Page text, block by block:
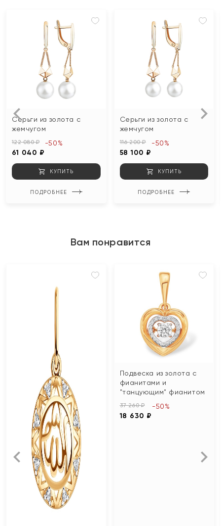
Серьги из золота с
жемчугом
122 080 ₽
61 040 ₽
-50%
КУПИТЬ
ПОДРОБНЕЕ
Серьги из золота с
жемчугом
116 200 ₽
58 100 ₽
-50%
КУПИТЬ
ПОДРОБНЕЕ
Вам понравится
Подвеска из золота с
фианитами и
"танцующим" фианитом
37 260 ₽
18 630 ₽
-50%